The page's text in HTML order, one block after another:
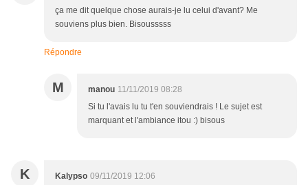
ça me dit quelque chose aurais-je lu celui d'avant? Me
souviens plus bien. Bisousssss
Répondre
M manou 11/11/2019 08:28
Si tu l'avais lu tu t'en souviendrais ! Le sujet est
marquant et l'ambiance itou :) bisous
K Kalypso 09/11/2019 12:06